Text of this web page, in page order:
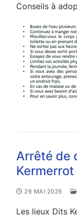
Conseils à
Arrêté de
Kermerrot
26 MAI 2026
Les lieux Dits